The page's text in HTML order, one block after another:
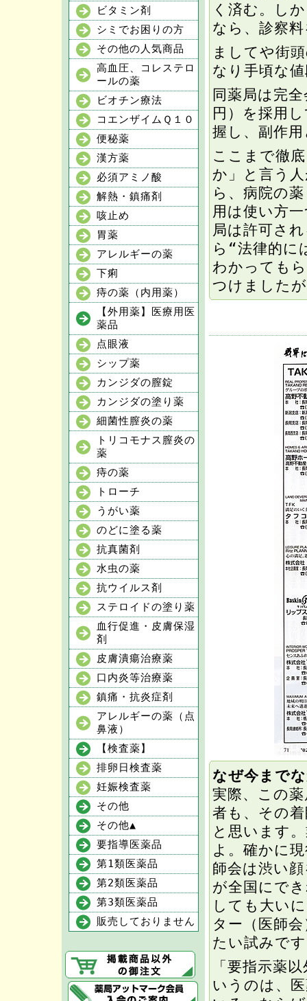
ビタミン剤
シミでお困りの方
その他の人気商品
高血圧、コレステロ
ールの薬
ビオチン療法
コエンザイムＱ１０
便秘薬
漢方薬
必須アミノ酸
解熱・鎮痛剤
咳止め
胃薬
アレルギーの薬
下痢
痔の薬（内用薬）
【外用薬】医療用医
薬品
点眼液
シップ薬
カンジダの膣錠
カンジダの塗り薬
細菌性膣炎の薬
トリコモナス膣炎の
薬
痔の薬
トローチ
うがい薬
のどに塗る薬
抗真菌剤
水虫の薬
抗ウイルス剤
ステロイドの塗り薬
血行促進・皮膚保湿
剤
皮膚潰瘍治療薬
口内炎等治療薬
鎮痛・抗炎症剤
アレルギーの薬（点
鼻液）
【検査薬】
排卵日検査薬
妊娠検査薬
その他
その他▲
要指導医薬品
第1類医薬品
第2類医薬品
第3類医薬品
販売しておりません
く済む。し
なら、診察
ましてや街
なり手頃な
同薬局は完
円）を採用
握し、副作
ここまで徹
か」と言う
ら、病院の
用は使い方
局は許可さ
ら“法律的に
わかっても
つけました
なぜ今まで
実際、この
者も、その
と思います
よ。確かに
師会は渋い
が全国にで
しても大い
ター（医師
たい試みで
「要指示薬
いうのは、